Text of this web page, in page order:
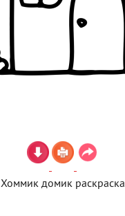
Хоммик домик раскраска